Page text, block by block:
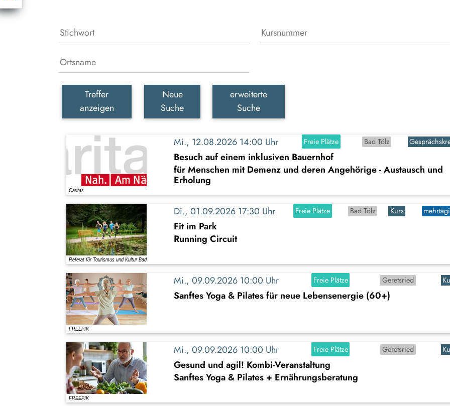
Treffer
anzeigen
Neue
Suche
erweiterte
Suche
Mi., 12.08.2026 14:00 Uhr Freie Plätze Bad Tölz
Besuch auf einem inklusiven Bauernhof
für Menschen mit Demenz und deren Angehörige - Austausch und
Erholung
Di., 01.09.2026 17:30 Uhr Freie Plätze Bad Tölz Kurs
Fit im Park
Running Circuit
Mi., 09.09.2026 10:00 Uhr Freie Plätze Geretsried
Sanftes Yoga & Pilates für neue Lebensenergie (60+)
Mi., 09.09.2026 10:00 Uhr Freie Plätze Geretsried
Gesund und agil! Kombi-Veranstaltung
Sanftes Yoga & Pilates + Ernährungsberatung